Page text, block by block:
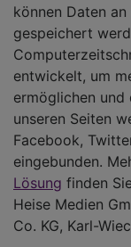
können Daten
gespeichert
entwickelt, um
ermöglichen
unseren Seiten
Facebook,
eingebunden.
Lösung finden
Heise Medien
Co. KG, Karl-